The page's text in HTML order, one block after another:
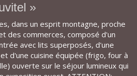
»
dans un esprit montagne, proche
des commerces, composé d'un
avec lits superposés, d'une
d'une cuisine équipée (frigo, four à
ouverte sur le séjour lumineux qui